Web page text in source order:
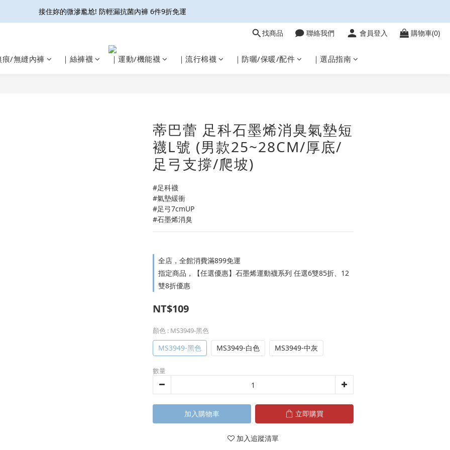
接住妳的微滲尷尬! 防輕漏抗菌內褲 6件9折免運
接住妳的微滲尷尬! 防輕漏抗菌內褲 6件9折免運
開放結帳用LINE PAY啦🎉雙重集點好划算☝️
找商品 聯絡我們 會員登入 購物車(0)
痕/無縫內褲 ｜絲褲襪 ｜運動/機能襪 ｜流行棉襪 ｜防曬/保暖/配件 ｜選品指南
蒂巴蕾 足科石墨烯消臭氣墊短
襪L號 (男款25~28CM/厚底/
足弓支撐/爬坡)
#足科襪
#氣墊緩衝
#足弓7cmUP
#石墨烯消臭
全店，全館消費滿899免運
指定商品，【任選優惠】石墨烯運動襪系列 任選6雙85折、12
雙8折優惠
NT$109
顏色 : MS3949-黑色
MS3949-黑色 MS3949-白色 MS3949-中灰
數量
加入購物車 立即購買
加入追蹤清單